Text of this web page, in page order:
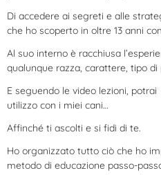
Di accedere ai segreti e alle
che ho scoperto in oltre 13 anni
Al suo interno è racchiusa
qualunque razza, carattere, tipo
E seguendo le video lezioni,
utilizzo con i miei cani…
Affinché ti ascolti e si fidi di te.
Ho organizzato tutto ciò che ho
metodo di educazione passo-